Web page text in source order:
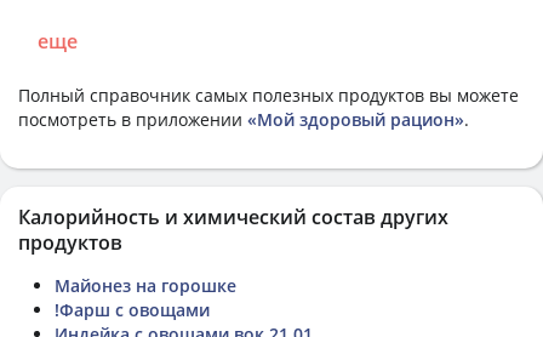
еще
Полный справочник самых полезных продуктов вы можете
посмотреть в приложении «Мой здоровый рацион».
Калорийность и химический состав других
продуктов
Майонез на горошке
!Фарш с овощами